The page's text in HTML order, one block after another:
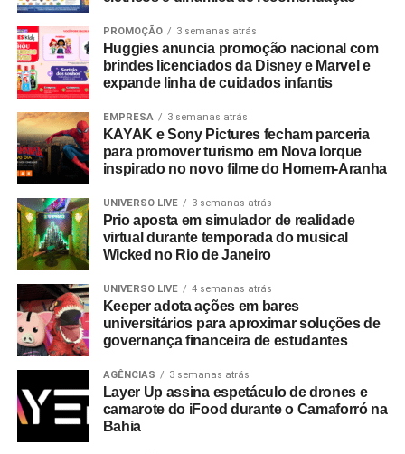
Quando o entregador ganha mais ferramentas e
incentivos para somar no final do mês, todo mundo
cresce junto”, declara MC Hariel.
Segundo Daniela Albuquerque, o lançamento do filme
marca o início de uma estratégia de comunicação de
médio e longo prazo que será desdobrada ao longo de
2026. A proposta é reforçar como a alternância entre
transporte de passageiros (99Moto), entrega de refeições
(99Food), compras de supermercado (99Compras) e
envio de objetos (99Entrega) otimiza os horários de maior
demanda e potencializa a rentabilidade semanal dos
parceiros.
PROMOÇÃO 3 semanas atrás
Huggies anuncia promoção nacional com
brindes licenciados da Disney e Marvel e
expande linha de cuidados infantis
EMPRESA 3 semanas atrás
KAYAK e Sony Pictures fecham parceria
para promover turismo em Nova Iorque
inspirado no novo filme do Homem-Aranha
UNIVERSO LIVE 3 semanas atrás
Prio aposta em simulador de realidade
virtual durante temporada do musical
Wicked no Rio de Janeiro
UNIVERSO LIVE 4 semanas atrás
Keeper adota ações em bares
universitários para aproximar soluções de
governança financeira de estudantes
AGÊNCIAS 3 semanas atrás
Layer Up assina espetáculo de drones e
camarote do iFood durante o Camaforró na
Bahia